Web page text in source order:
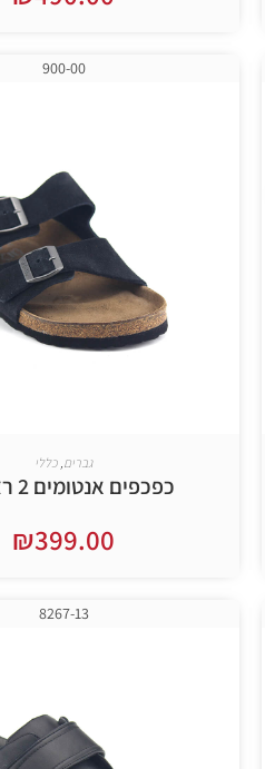
900-00
גברים כללי
כפכפים אנטומים 2 רצועות
₪399.00
8267-13